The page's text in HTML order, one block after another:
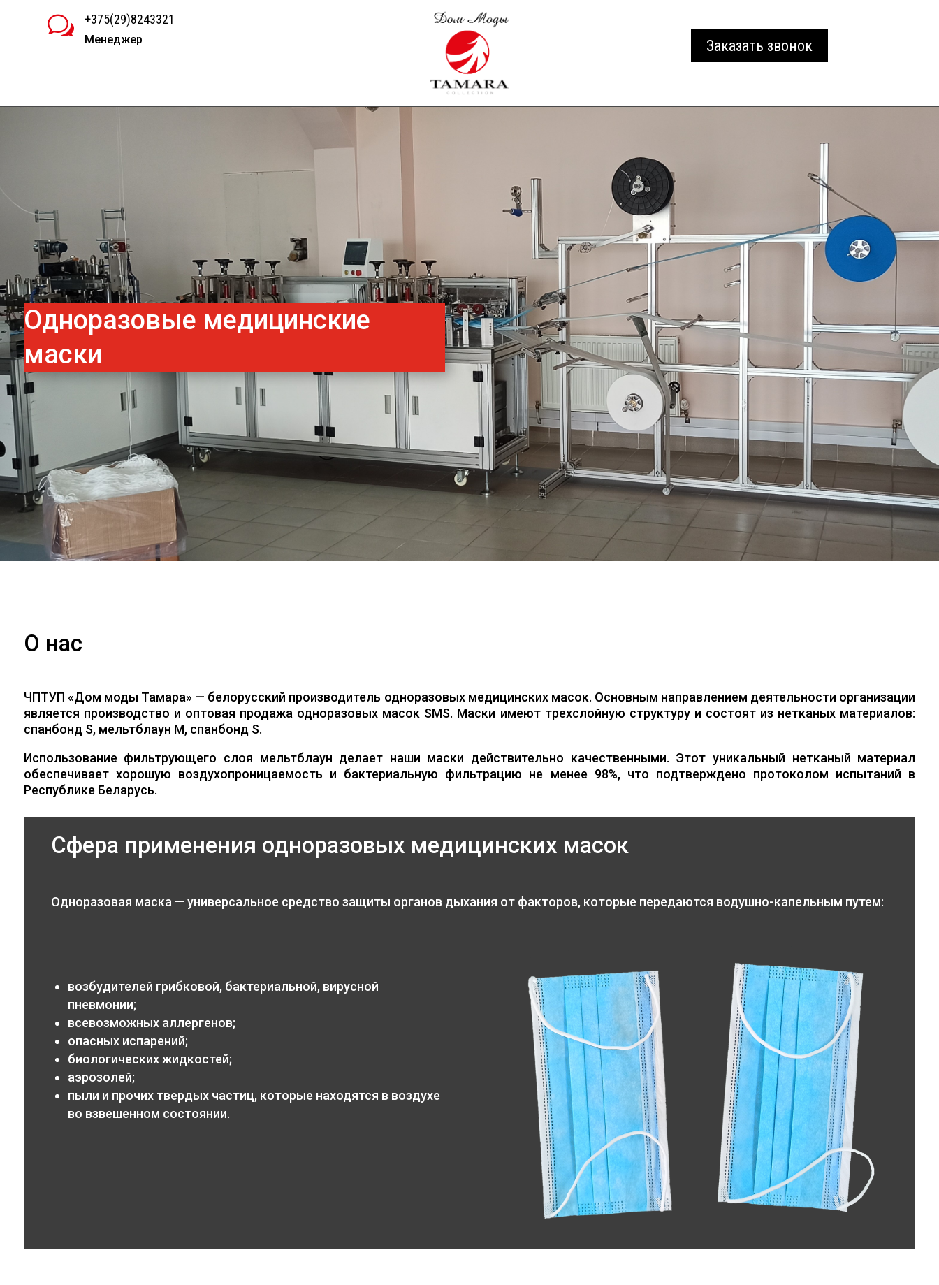
w +375(29)8243321
Менеджер Заказать звонок
Одноразовые медицинские
маски
О нас
ЧПТУП «Дом моды Тамара» — белорусский производитель одноразовых медицинских масок. Основным направлением деятельности организации
является производство и оптовая продажа одноразовых масок SMS. Маски имеют трехслойную структуру и состоят из нетканых материалов:
спанбонд S, мельтблаун M, спанбонд S.
Использование фильтрующего слоя мельтблаун делает наши маски действительно качественными. Этот уникальный нетканый материал
обеспечивает хорошую воздухопроницаемость и бактериальную фильтрацию не менее 98%, что подтверждено протоколом испытаний в
Республике Беларусь.
Сфера применения одноразовых медицинских масок
Одноразовая маска — универсальное средство защиты органов дыхания от факторов, которые передаются водушно-капельным путем:
возбудителей грибковой, бактериальной, вирусной
пневмонии;
всевозможных аллергенов;
опасных испарений;
биологических жидкостей;
аэрозолей;
пыли и прочих твердых частиц, которые находятся в воздухе
во взвешенном состоянии.